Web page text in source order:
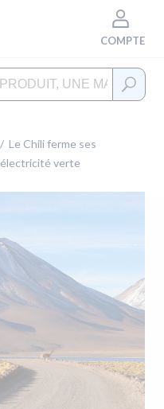
COMPTE
Le Chili ferme ses
verte